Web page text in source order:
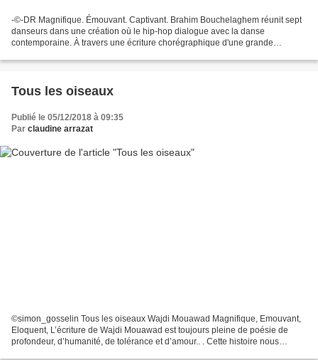
-©-DR Magnifique. Émouvant. Captivant. Brahim Bouchelaghem réunit sept
danseurs dans une création où le hip-hop dialogue avec la danse
contemporaine. À travers une écriture chorégraphique d'une grande
Tous les oiseaux
Publié le 05/12/2018 à 09:35
Par claudine arrazat
©simon_gosselin Tous les oiseaux Wajdi Mouawad Magnifique, Emouvant,
Eloquent, L’écriture de Wajdi Mouawad est toujours pleine de poésie de
profondeur, d’humanité, de tolérance et d’amour.. . Cette histoire nous